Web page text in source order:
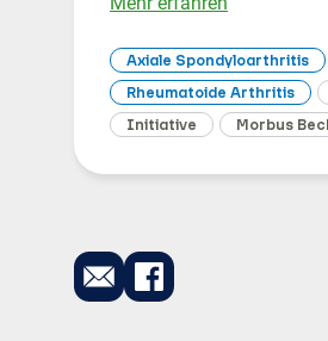
Axiale Spondyloarthritis
Rheumatoide Arthritis
Initiative
Morbus